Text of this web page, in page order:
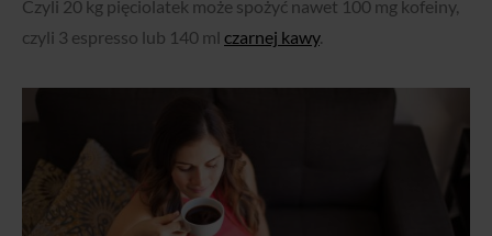
Czyli 20 kg pięciolatek może spożyć nawet 100 mg kofeiny,
czyli 3 espresso lub 140 ml czarnej kawy.